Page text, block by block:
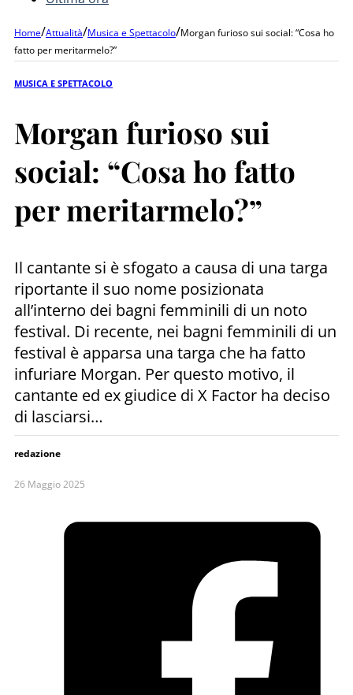
Home/Attualità/Musica e Spettacolo/Morgan furioso sui social: “Cosa ho
fatto per meritarmelo?”
MUSICA E SPETTACOLO
Morgan furioso sui
social: “Cosa ho fatto
per meritarmelo?”
Il cantante si è sfogato a causa di una targa
riportante il suo nome posizionata
all’interno dei bagni femminili di un noto
festival. Di recente, nei bagni femminili di un
festival è apparsa una targa che ha fatto
infuriare Morgan. Per questo motivo, il
cantante ed ex giudice di X Factor ha deciso
di lasciarsi…
redazione
26 Maggio 2025